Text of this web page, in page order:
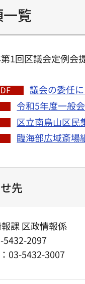
覧
1回区議会定例会
議会の委任
令和5年度一般
区立南烏山区民
臨海部広域斎場
先
課 区政情報係
5432-2097
03-5432-3007